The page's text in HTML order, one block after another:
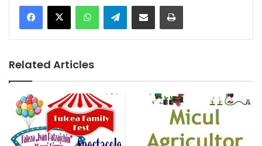
Telegram
Related Articles